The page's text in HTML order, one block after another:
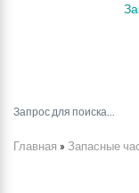
Главная » Запасные